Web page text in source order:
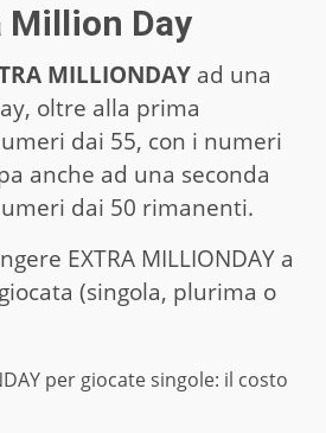
Million Day
MILLIONDAY ad una
oltre alla prima
dai 55, con i numeri
anche ad una seconda
dai 50 rimanenti.
EXTRA MILLIONDAY a
(singola, plurima o
per giocate singole: il costo